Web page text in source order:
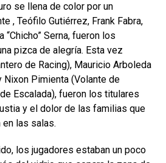
se llena de color por un
, Teófilo Gutiérrez, Frank Fabra,
Serna, fueron los
pizca de alegría. Esta vez
de Racing), Mauricio Arboleda
Nixon Pimienta (Volante de
Escalada), fueron los titulares
y el dolor de las familias que
las salas.
los jugadores estaban un poco